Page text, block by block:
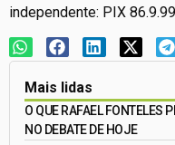
independente: PIX
Mais lidas
O QUE RAFAEL FONTELES
NO DEBATE DE HOJE